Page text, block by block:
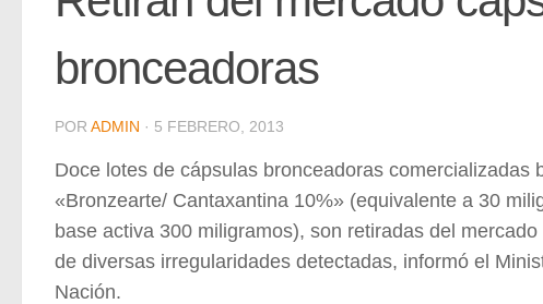
bronceadoras
POR ADMIN · 5 FEBRERO, 2013
Doce lotes de cápsulas bronceadoras comercializadas
«Bronzearte/ Cantaxantina 10%» (equivalente a 30
base activa 300 miligramos), son retiradas del
de diversas irregularidades detectadas, informó el
Nación.